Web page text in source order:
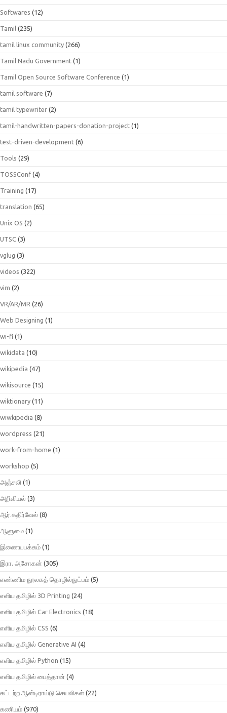
Softwares (12)
Tamil (235)
tamil linux community (266)
Tamil Nadu Government (1)
Tamil Open Source Software Conference (1)
tamil software (7)
tamil typewriter (2)
tamil-handwritten-papers-donation-project (1)
test-driven-development (6)
Tools (29)
TOSSConf (4)
Training (17)
translation (65)
Unix OS (2)
UTSC (3)
vglug (3)
videos (322)
vim (2)
VR/AR/MR (26)
Web Designing (1)
wi-fi (1)
wikidata (10)
wikipedia (47)
wikisource (15)
wiktionary (11)
wiwkipedia (8)
wordpress (21)
work-from-home (1)
workshop (5)
அஞ்சலி (1)
அறிவியல் (3)
ஆர்.கதிர்வேல் (8)
ஆளுமை (1)
இணையபக்கம் (1)
இரா. அசோகன் (305)
எண்ணிம நூலகத் தொழில்நுட்பம் (5)
எளிய தமிழில் 3D Printing (24)
எளிய தமிழில் Car Electronics (18)
எளிய தமிழில் CSS (6)
எளிய தமிழில் Generative AI (4)
எளிய தமிழில் Python (15)
எளிய தமிழில் பைத்தான் (4)
கட்டற்ற ஆன்டிராய்டு செயலிகள் (22)
கணியம் (970)